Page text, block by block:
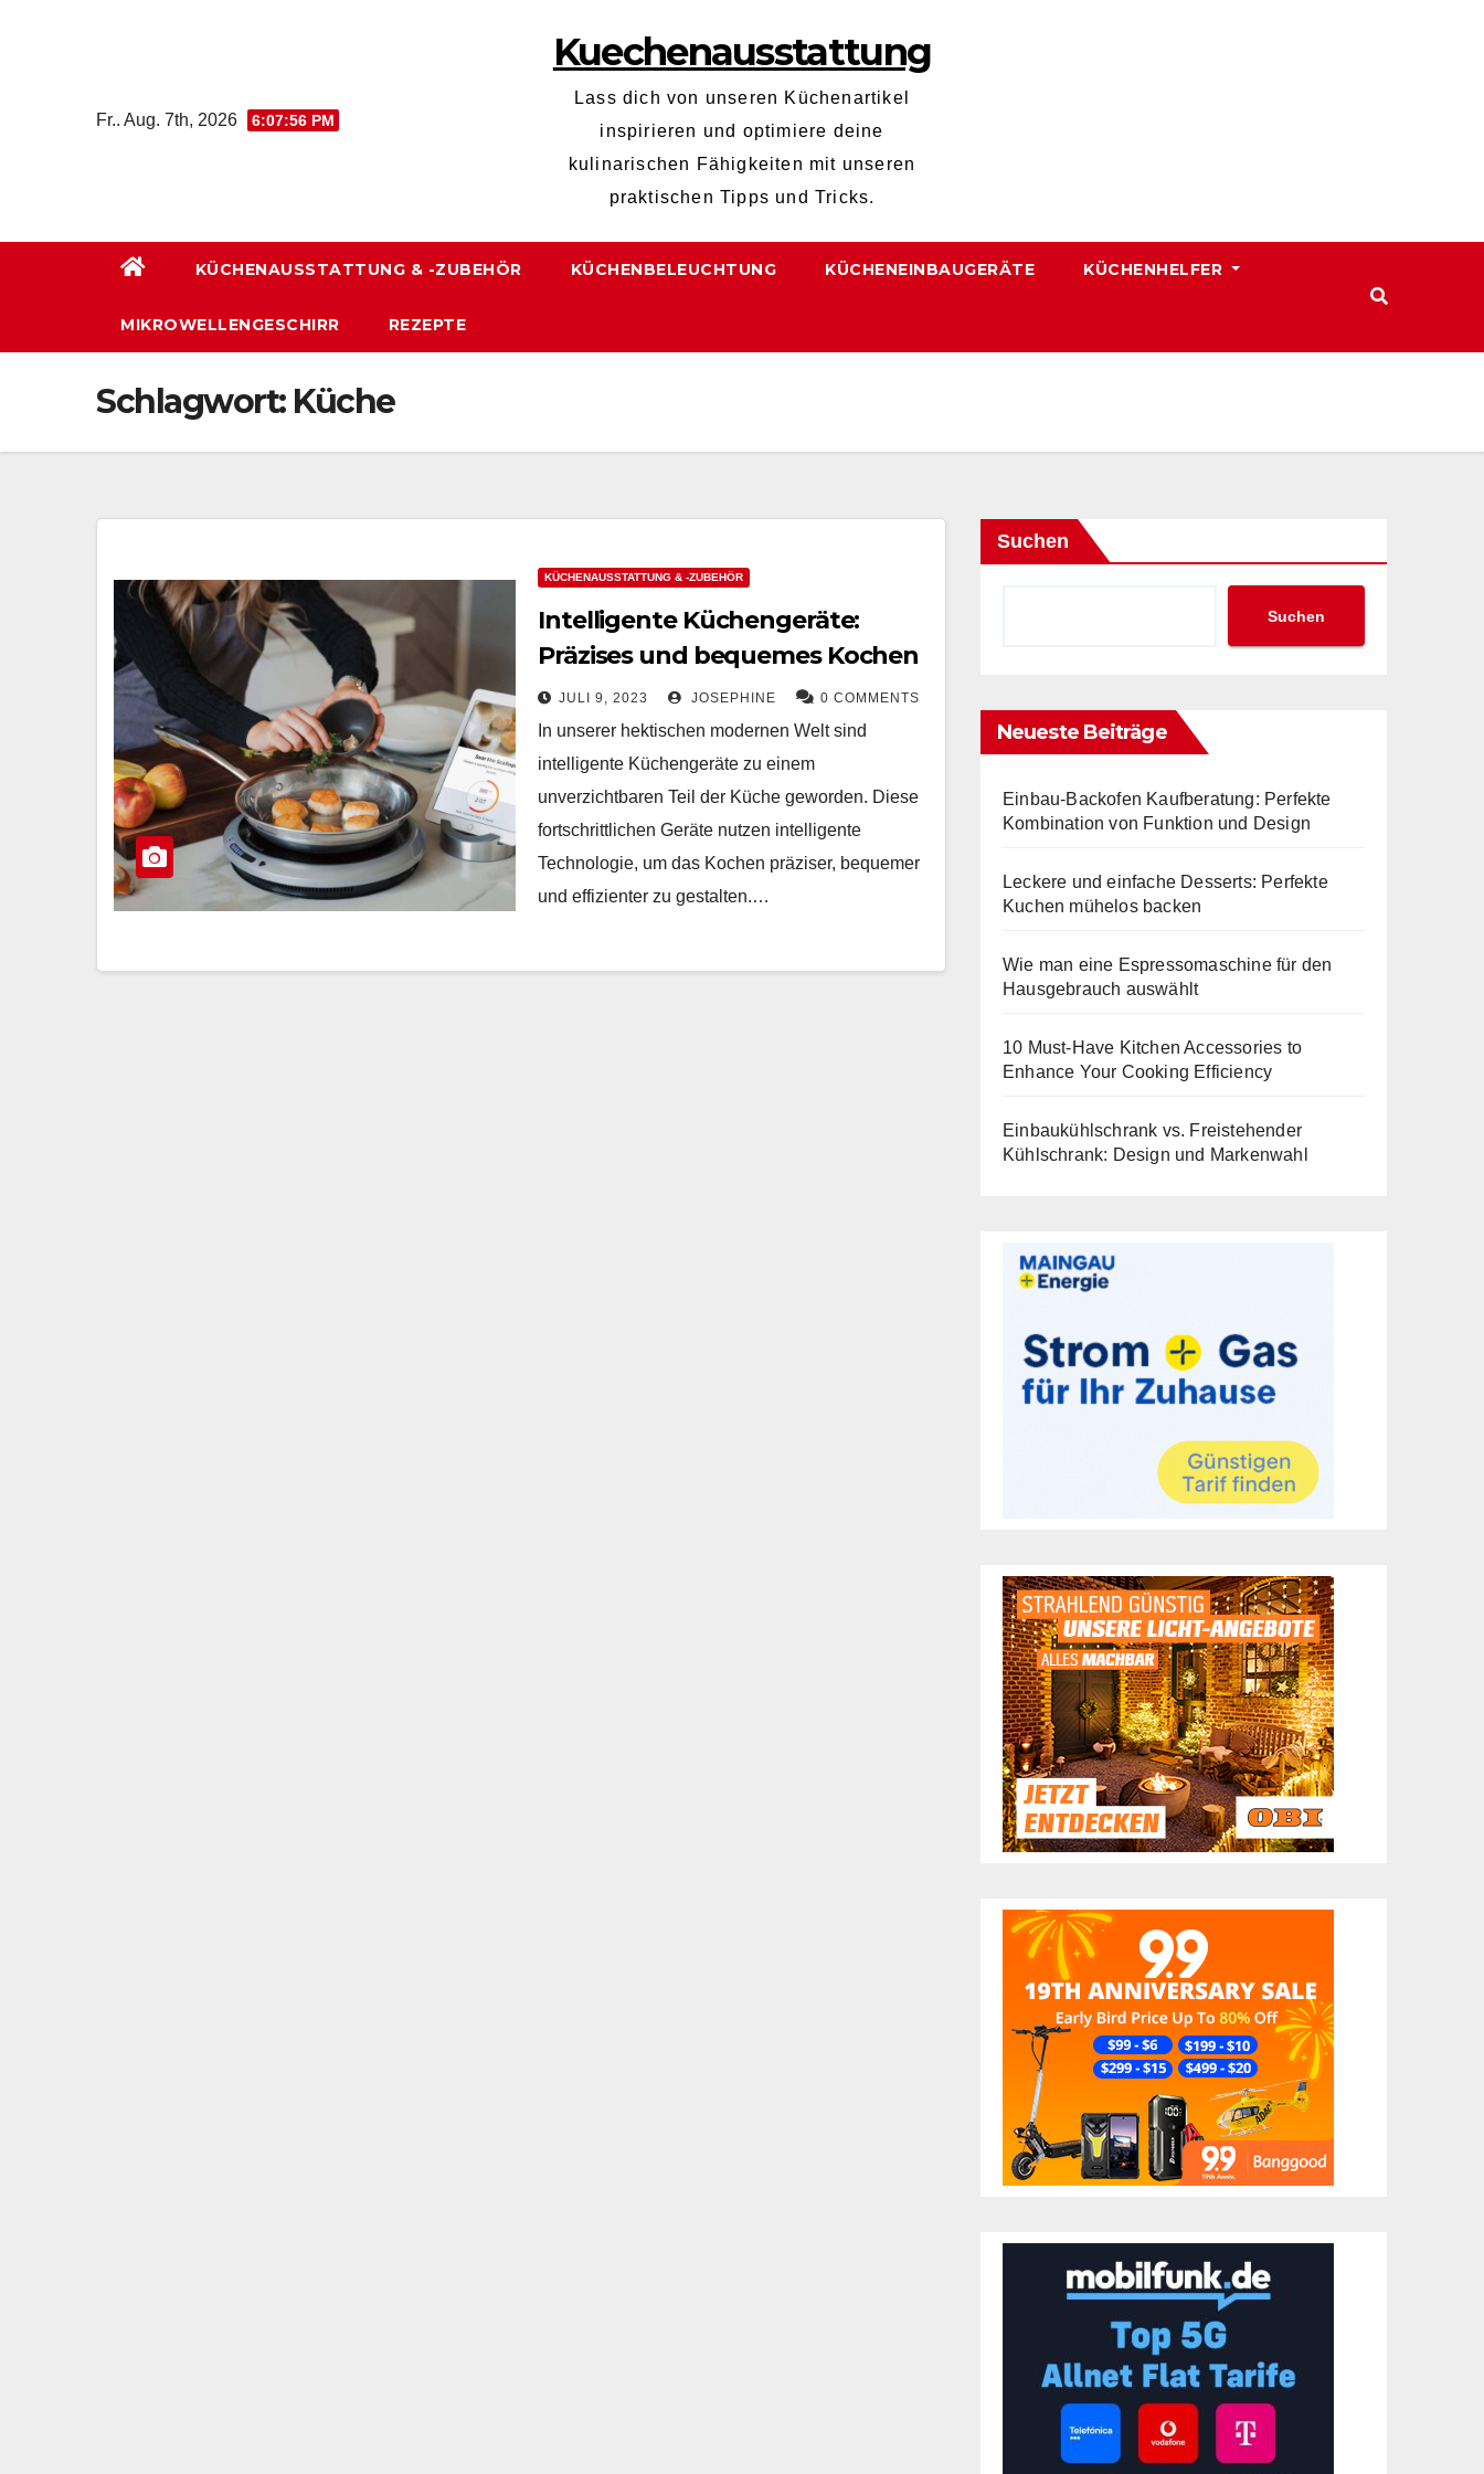
Fr.. Aug. 7th, 2026 6:07:57 PM
Kuechenausstattung
Lass dich von unseren Küchenartikel
inspirieren und optimiere deine
kulinarischen Fähigkeiten mit unseren
praktischen Tipps und Tricks.
KÜCHENAUSSTATTUNG & -ZUBEHÖR KÜCHENBELEUCHTUNG KÜCHENEINBAUGERÄTE KÜCHENHELFER
MIKROWELLENGESCHIRR REZEPTE
Schlagwort: Küche
KÜCHENAUSSTATTUNG & -ZUBEHÖR
Intelligente Küchengeräte:
Präzises und bequemes Kochen
JULI 9, 2023 JOSEPHINE 0 COMMENTS
In unserer hektischen modernen Welt sind
intelligente Küchengeräte zu einem
unverzichtbaren Teil der Küche geworden. Diese
fortschrittlichen Geräte nutzen intelligente
Technologie, um das Kochen präziser, bequemer
und effizienter zu gestalten.…
Suchen
Suchen
Neueste Beiträge
Einbau-Backofen Kaufberatung: Perfekte
Kombination von Funktion und Design
Leckere und einfache Desserts: Perfekte
Kuchen mühelos backen
Wie man eine Espressomaschine für den
Hausgebrauch auswählt
10 Must-Have Kitchen Accessories to
Enhance Your Cooking Efficiency
Einbaukühlschrank vs. Freistehender
Kühlschrank: Design und Markenwahl